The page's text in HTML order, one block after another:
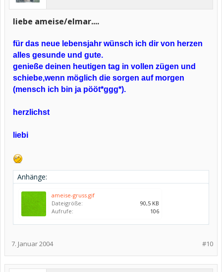
liebe ameise/elmar....
für das neue lebensjahr wünsch ich dir von herzen
alles gesunde und gute.
genieße deinen heutigen tag in vollen zügen und
schiebe,wenn möglich die sorgen auf morgen
(mensch ich bin ja pööt*ggg*).
herzlichst
liebi
Anhänge:
ameise-gruss.gif
Dateigröße:
90,5 KB
Aufrufe:
106
#10
7. Januar 2004